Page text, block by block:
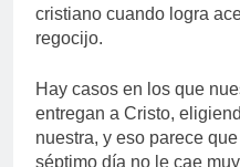
cristiano cuando logra
regocijo.
Hay casos en los que
entregan a Cristo,
nuestra, y eso parece
séptimo día no le cae